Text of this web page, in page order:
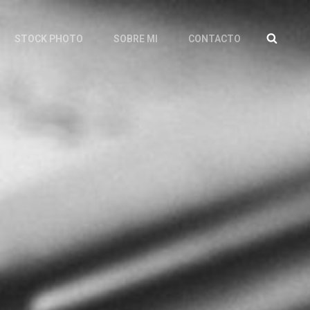
Nuestra Forma De Mirar.
STOCK PHOTO SOBRE MI CONTACTO